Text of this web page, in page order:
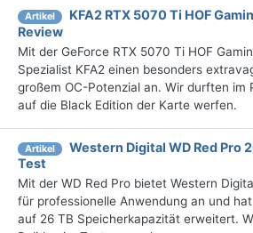
Artikel
KFA2 RTX 5070 Ti HOF
Review
Mit der GeForce RTX 5070 Ti HOF
Spezialist KFA2 einen besonders
großem OC-Potenzial an. Wir durften im
auf die Black Edition der Karte werfen.
Artikel
Western Digital WD Red Pro
Test
Mit der WD Red Pro bietet Western
für professionelle Anwendung an und
auf 26 TB Speicherkapazität erweitert.